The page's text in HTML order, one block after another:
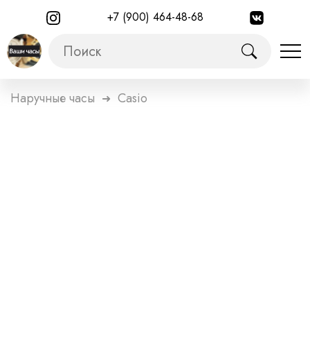
+7 (900) 464-48-68
Наручные часы ➜ Casio